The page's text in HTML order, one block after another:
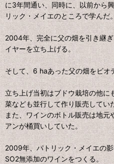
に3年間通い、同時に、以前から
リック・メイエのところで学んだ
2004年、完全に父の畑を引き継
イヤーを立ち上げる。
そして、6 haあった父の畑をビオ
立ち上げ当初はブドウ栽培の他に
菜なども並行して作り販売してい
また、ワインのボトル販売は地
アンが桶買いしていた。
2009年、パトリック・メイエの
SO2無添加のワインをつくる。